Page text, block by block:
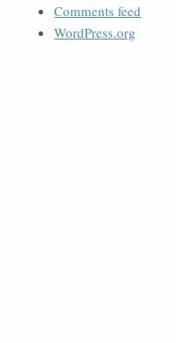
Comments feed
WordPress.org